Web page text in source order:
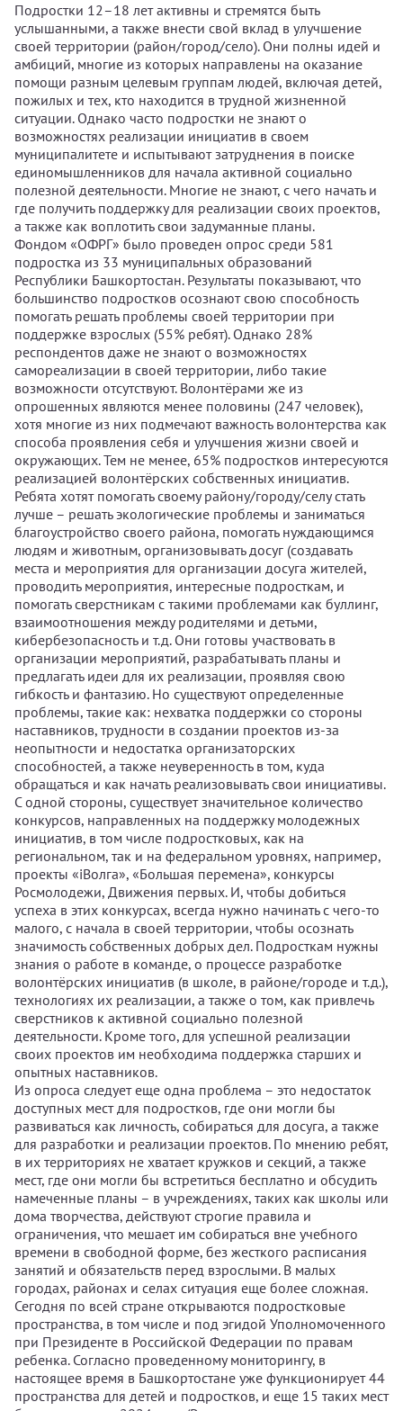
Подростки 12–18 лет активны и стремятся быть
услышанными, а также внести свой вклад в улучшение
своей территории (район/город/село). Они полны идей и
амбиций, многие из которых направлены на оказание
помощи разным целевым группам людей, включая детей,
пожилых и тех, кто находится в трудной жизненной
ситуации. Однако часто подростки не знают о
возможностях реализации инициатив в своем
муниципалитете и испытывают затруднения в поиске
единомышленников для начала активной социально
полезной деятельности. Многие не знают, с чего начать и
где получить поддержку для реализации своих проектов,
а также как воплотить свои задуманные планы.
Фондом «ОФРГ» было проведен опрос среди 581
подростка из 33 муниципальных образований
Республики Башкортостан. Результаты показывают, что
большинство подростков осознают свою способность
помогать решать проблемы своей территории при
поддержке взрослых (55% ребят). Однако 28%
респондентов даже не знают о возможностях
самореализации в своей территории, либо такие
возможности отсутствуют. Волонтёрами же из
опрошенных являются менее половины (247 человек),
хотя многие из них подмечают важность волонтерства как
способа проявления себя и улучшения жизни своей и
окружающих. Тем не менее, 65% подростков интересуются
реализацией волонтёрских собственных инициатив.
Ребята хотят помогать своему району/городу/селу стать
лучше – решать экологические проблемы и заниматься
благоустройство своего района, помогать нуждающимся
людям и животным, организовывать досуг (создавать
места и мероприятия для организации досуга жителей,
проводить мероприятия, интересные подросткам, и
помогать сверстникам с такими проблемами как буллинг,
взаимоотношения между родителями и детьми,
кибербезопасность и т.д. Они готовы участвовать в
организации мероприятий, разрабатывать планы и
предлагать идеи для их реализации, проявляя свою
гибкость и фантазию. Но существуют определенные
проблемы, такие как: нехватка поддержки со стороны
наставников, трудности в создании проектов из-за
неопытности и недостатка организаторских
способностей, а также неуверенность в том, куда
обращаться и как начать реализовывать свои инициативы.
С одной стороны, существует значительное количество
конкурсов, направленных на поддержку молодежных
инициатив, в том числе подростковых, как на
региональном, так и на федеральном уровнях, например,
проекты «iВолга», «Большая перемена», конкурсы
Росмолодежи, Движения первых. И, чтобы добиться
успеха в этих конкурсах, всегда нужно начинать с чего-то
малого, с начала в своей территории, чтобы осознать
значимость собственных добрых дел. Подросткам нужны
знания о работе в команде, о процессе разработке
волонтёрских инициатив (в школе, в районе/городе и т.д.),
технологиях их реализации, а также о том, как привлечь
сверстников к активной социально полезной
деятельности. Кроме того, для успешной реализации
своих проектов им необходима поддержка старших и
опытных наставников.
Из опроса следует еще одна проблема – это недостаток
доступных мест для подростков, где они могли бы
развиваться как личность, собираться для досуга, а также
для разработки и реализации проектов. По мнению ребят,
в их территориях не хватает кружков и секций, а также
мест, где они могли бы встретиться бесплатно и обсудить
намеченные планы – в учреждениях, таких как школы или
дома творчества, действуют строгие правила и
ограничения, что мешает им собираться вне учебного
времени в свободной форме, без жесткого расписания
занятий и обязательств перед взрослыми. В малых
городах, районах и селах ситуация еще более сложная.
Сегодня по всей стране открываются подростковые
пространства, в том числе и под эгидой Уполномоченного
при Президенте в Российской Федерации по правам
ребенка. Согласно проведенному мониторингу, в
настоящее время в Башкортостане уже функционирует 44
пространства для детей и подростков, и еще 15 таких мест